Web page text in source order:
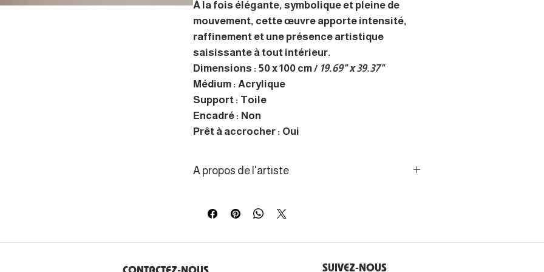
À la fois élégante, symbolique et pleine de
mouvement, cette œuvre apporte intensité,
raffinement et une présence artistique
saisissante à tout intérieur.
Dimensions : 50 x 100 cm / 19.69" x 39.37"
Médium : Acrylique
Support : Toile
Encadré : Non
Prêt à accrocher : Oui
A propos de l'artiste
l’expérience d’écoute en une expérience
SUIVEZ-NOUS